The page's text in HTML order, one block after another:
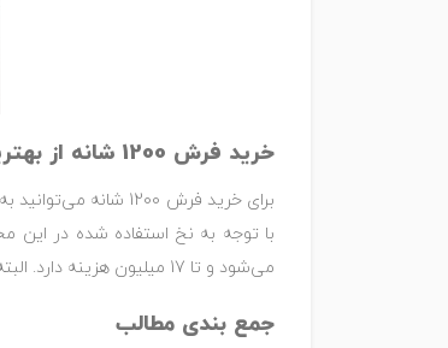
خرید فرش 1200 شانه از بهترین کارخانه فرش
برای خرید فرش 1200 شانه می‌توانید به شرکت فرش نگین بوم مراجعه کنید و از محصولات با کیفیت و اقتصادی این شرکت بهره ببرید.
می‌شود و تا 17 میلیون هزینه دارد. البته، مقدار بیان شده با توجه به قیمت روز ارائه شده است که ممکن است این قیمت طی روزهای آتی افزایش یا کاهش پیدا کند.
جمع بندی مطالب